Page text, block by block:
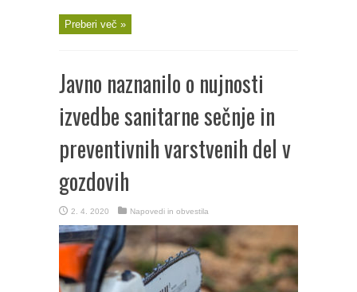
Preberi več »
Javno naznanilo o nujnosti
izvedbe sanitarne sečnje in
preventivnih varstvenih del v
gozdovih
2. 4. 2020 Napovedi in obvestila